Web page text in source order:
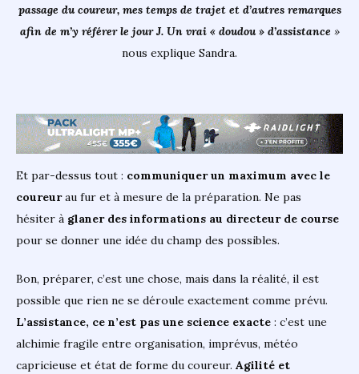
passage du coureur, mes temps de trajet et d’autres remarques
afin de m’y référer le jour J. Un vrai « doudou » d’assistance »
nous explique Sandra.
Et par-dessus tout : communiquer un maximum avec le
coureurau fur et à mesure de la préparation. Ne pas
hésiter à glaner des informations au directeur de course
pour se donner une idée du champ des possibles.
Bon, préparer, c’est une chose, mais dans la réalité, il est
possible que rien ne se déroule exactement comme prévu.
L’assistance, ce n’est pas une science exacte : c’est une
alchimie fragile entre organisation, imprévus, météo
capricieuse et état de forme du coureur. Agilité et